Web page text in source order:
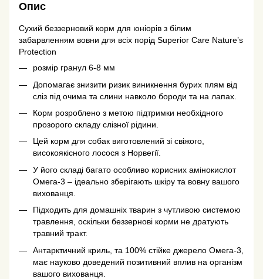
Опис
Сухий беззерновий корм для юніорів з білим
забарвленням вовни для всіх порід Superior Care Nature’s
Protection
розмір гранул 6-8 мм
Допомагає знизити ризик виникнення бурих плям від
сліз під очима та слини навколо бороди та на лапах.
Корм розроблено з метою підтримки необхідного
прозорого складу слізної рідини.
Цей корм для собак виготовлений зі свіжого,
високоякісного лосося з Норвегії.
У його складі багато особливо корисних амінокислот
Омега-3 – ідеально зберігають шкіру та вовну вашого
вихованця.
Підходить для домашніх тварин з чутливою системою
травлення, оскільки беззернові корми не дратують
травний тракт.
Антарктичний криль, та 100% стійке джерело Омега-3,
має науково доведений позитивний вплив на організм
вашого вихованця.